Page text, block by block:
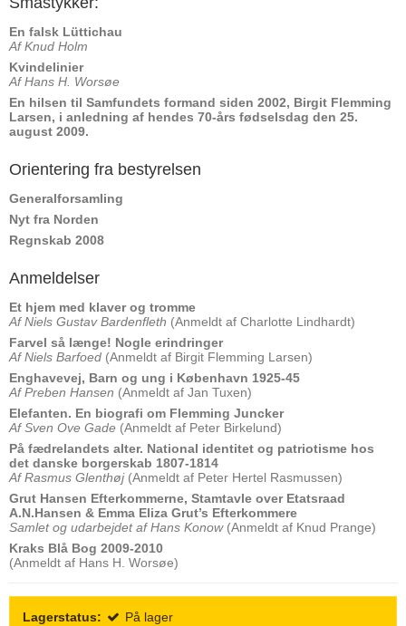
En falsk Lüttichau
Af Knud Holm
Kvindelinier
Af Hans H. Worsøe
En hilsen til Samfundets formand siden 2002, Birgit Flemming
Larsen, i anledning af hendes 70-års fødselsdag den 25.
august 2009.
Orientering fra bestyrelsen
Generalforsamling
Nyt fra Norden
Regnskab 2008
Anmeldelser
Et hjem med klaver og tromme
Af Niels Gustav Bardenfleth (Anmeldt af Charlotte Lindhardt)
Farvel så længe! Nogle erindringer
Af Niels Barfoed (Anmeldt af Birgit Flemming Larsen)
Enghavevej, Barn og ung i København 1925-45
Af Preben Hansen (Anmeldt af Jan Tuxen)
Elefanten. En biografi om Flemming Juncker
Af Sven Ove Gade (Anmeldt af Peter Birkelund)
På fædrelandets alter. National identitet og patriotisme hos
det danske borgerskab 1807-1814
Af Rasmus Glenthøj(Anmeldt af Peter Hertel Rasmussen)
Grut Hansen Efterkommerne, Stamtavle over Etatsraad
A.N.Hansen & Emma Eliza Grut’s Efterkommere
Samlet og udarbejdet af Hans Konow(Anmeldt af Knud Prange)
Kraks Blå Bog 2009-2010
(Anmeldt af Hans H. Worsøe)
Lagerstatus: På lager